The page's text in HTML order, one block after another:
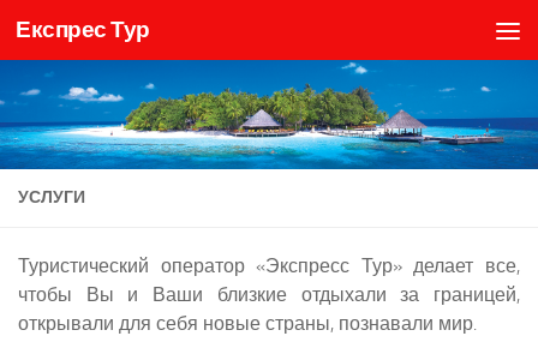
Skip to content
Експрес Тур
УСЛУГИ
Туристический оператор «Экспресс Тур» делает все,
чтобы Вы и Ваши близкие отдыхали за границей,
открывали для себя новые страны, познавали мир.